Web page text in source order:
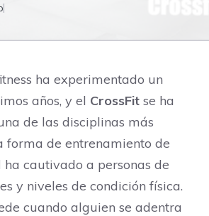
ha experimentado un
años, y el CrossFit se ha
de las disciplinas más
forma de entrenamiento de
cautivado a personas de
y niveles de condición física.
cuando alguien se adentra